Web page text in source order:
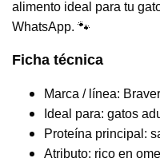
alimento ideal para tu
WhatsApp. 🐾
Ficha técnica
Marca / línea:
Ideal para: gatos
Proteína principal:
Atributo: rico en